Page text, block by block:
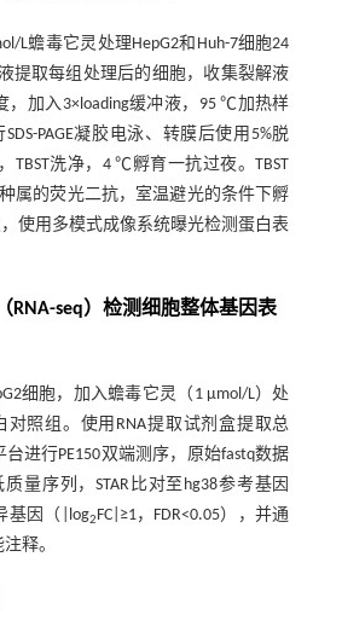
L蟾毒它灵处理HepG2和Huh-7细胞24
提取每组处理后的细胞，收集裂解液
，加入3×loading缓冲液，95 ℃加热样
PAGE凝胶电泳、转膜后使用5%脱
TBST洗净，4 ℃孵育一抗过夜。TBST
属的荧光二抗，室温避光的条件下孵
，使用多模式成像系统曝光检测蛋白表
RNA-seq）检测细胞整体基因表
细胞，加入蟾毒它灵（1 μmol/L）处
对照组。使用RNA提取试剂盒提取总
台进行PE150双端测序，原始fastq数据
质量序列，STAR比对至hg38参考基因
基因（|log2 FC|≥1，FDR<0.05），并通
释。